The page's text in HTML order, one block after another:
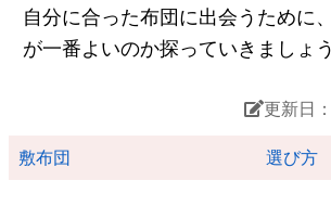
自分に合った布団に出会うために
が一番よいのか探っていきましょう
更新日
敷布団
選び方